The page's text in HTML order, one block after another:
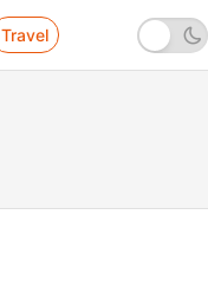
Travel